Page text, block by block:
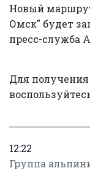
Новый
Омск" будет
пресс-служба
Для
12:22
Группа